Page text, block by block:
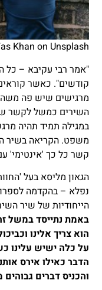
Khan on Unsplash
"אמר רבי עקיבא – כל
קודשים". כאשר
מרגישים שיש פה
השירים כמשל לקשר
במגילה תמיד תהיה
משפט. הקריאה בשיר
קשר כל כך 'אינטימי'
הגאון מליסא בעל
נפלא – בהקדמה
הייחודיות של שיר
באמת נתייסד במשל
הוא צריך אלינו
על כלה ישיש עלינו
הדבר כאילו אירס
והכניס דברים